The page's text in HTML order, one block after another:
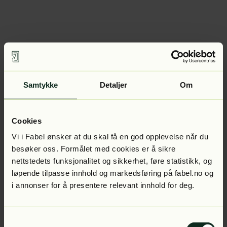
Samtykke Detaljer Om
Cookies
Vi i Fabel ønsker at du skal få en god opplevelse når du
besøker oss. Formålet med cookies er å sikre
nettstedets funksjonalitet og sikkerhet, føre statistikk, og
løpende tilpasse innhold og markedsføring på fabel.no og
i annonser for å presentere relevant innhold for deg.